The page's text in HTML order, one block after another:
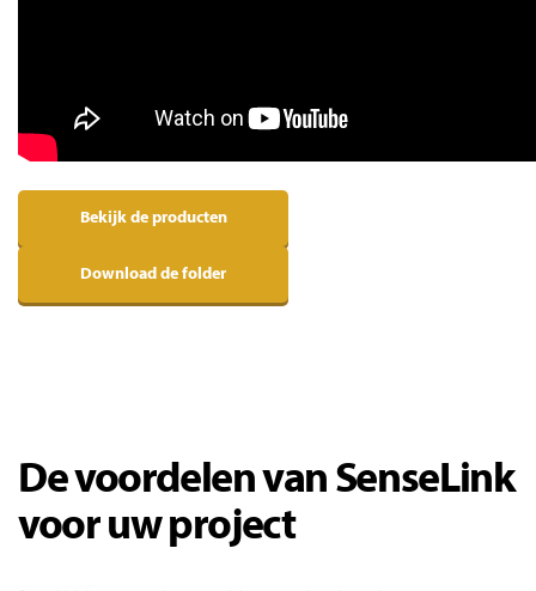
Bekijk de producten
Download de folder
De voordelen van SenseLink
voor uw project